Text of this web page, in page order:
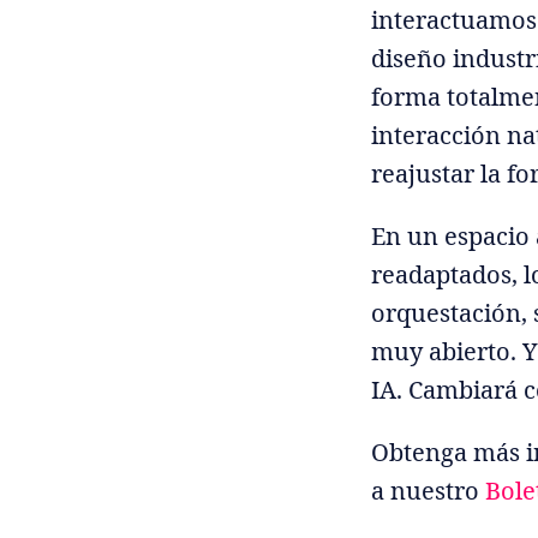
diseño
forma
interacción
reajustar la
En un
readaptados,
orquestación,
muy abierto.
IA. Cambiará
Obtenga más
a nuestro